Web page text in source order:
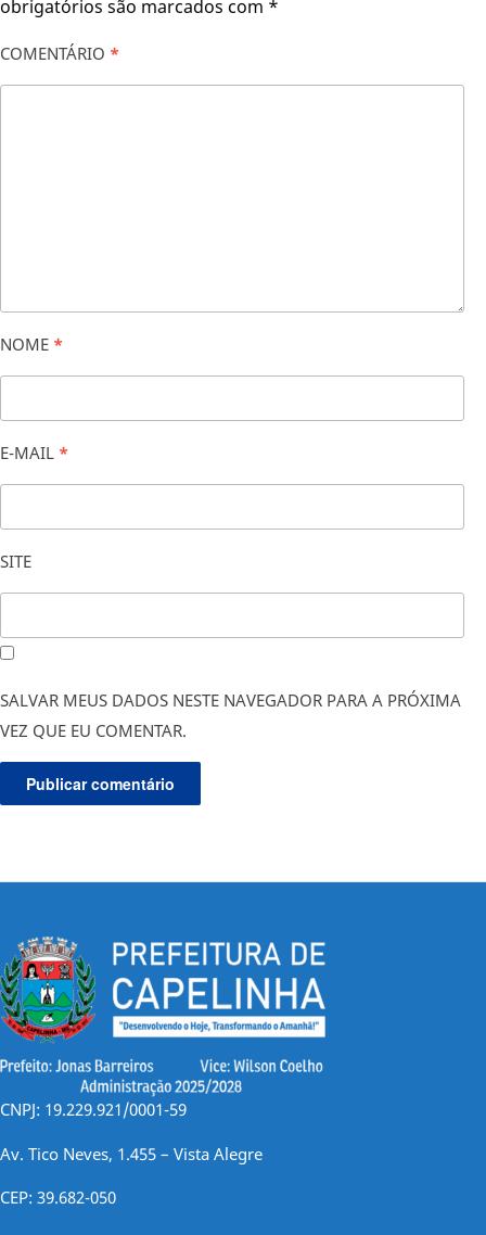
obrigatórios são marcados com *
COMENTÁRIO *
NOME *
E-MAIL *
SITE
SALVAR MEUS DADOS NESTE NAVEGADOR PARA A PRÓXIMA
VEZ QUE EU COMENTAR.
CNPJ: 19.229.921/0001-59
Av. Tico Neves, 1.455 – Vista Alegre
CEP: 39.682-050